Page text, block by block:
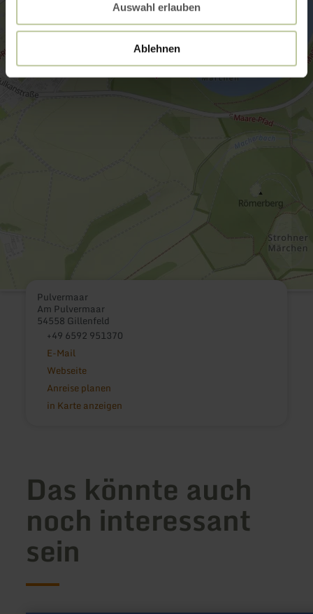
Auswahl erlauben
Ablehnen
Pulvermaar
Am Pulvermaar
54558 Gillenfeld
+49 6592 951370
E-Mail
Webseite
Anreise planen
in Karte anzeigen
Das könnte auch
noch interessant
sein